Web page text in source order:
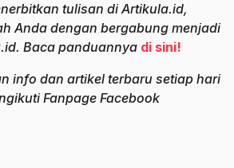
tulisan di Artikula.id,
Anda dengan bergabung menjadi
Baca panduannya di sini!
info dan artikel terbaru setiap hari
Fanpage Facebook